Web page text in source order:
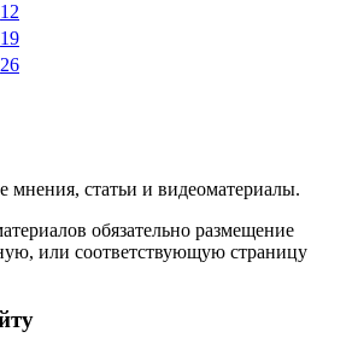
12
19
26
мнения, статьи и видеоматериалы.
обязательно размещение
или соответствующую страницу